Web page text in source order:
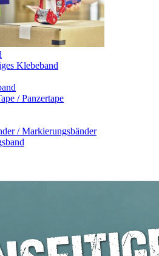
Klebeband
/ Panzertape
/ Markierungsbänder